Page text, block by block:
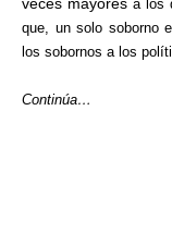
a los
que, un solo soborno
los sobornos a los
Continúa…